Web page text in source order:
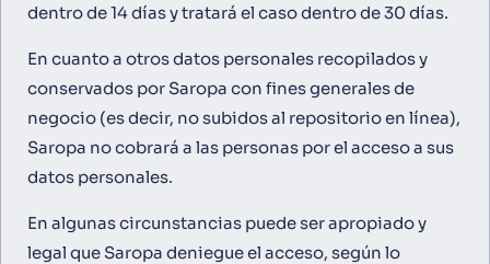
dentro de 14 días y tratará el caso dentro de 30 días.
En cuanto a otros datos personales recopilados y
conservados por Saropa con fines generales de
negocio (es decir, no subidos al repositorio en línea),
Saropa no cobrará a las personas por el acceso a sus
datos personales.
En algunas circunstancias puede ser apropiado y
legal que Saropa deniegue el acceso, según lo